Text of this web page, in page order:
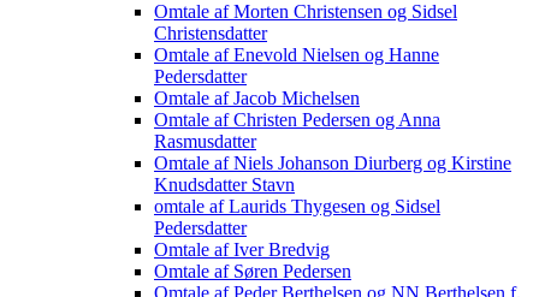
Omtale af Morten Christensen og Sidsel
Christensdatter
Omtale af Enevold Nielsen og Hanne
Pedersdatter
Omtale af Jacob Michelsen
Omtale af Christen Pedersen og Anna
Rasmusdatter
Omtale af Niels Johanson Diurberg og Kirstine
Knudsdatter Stavn
omtale af Laurids Thygesen og Sidsel
Pedersdatter
Omtale af Iver Bredvig
Omtale af Søren Pedersen
Omtale af Peder Berthelsen og NN Berthelsen f.